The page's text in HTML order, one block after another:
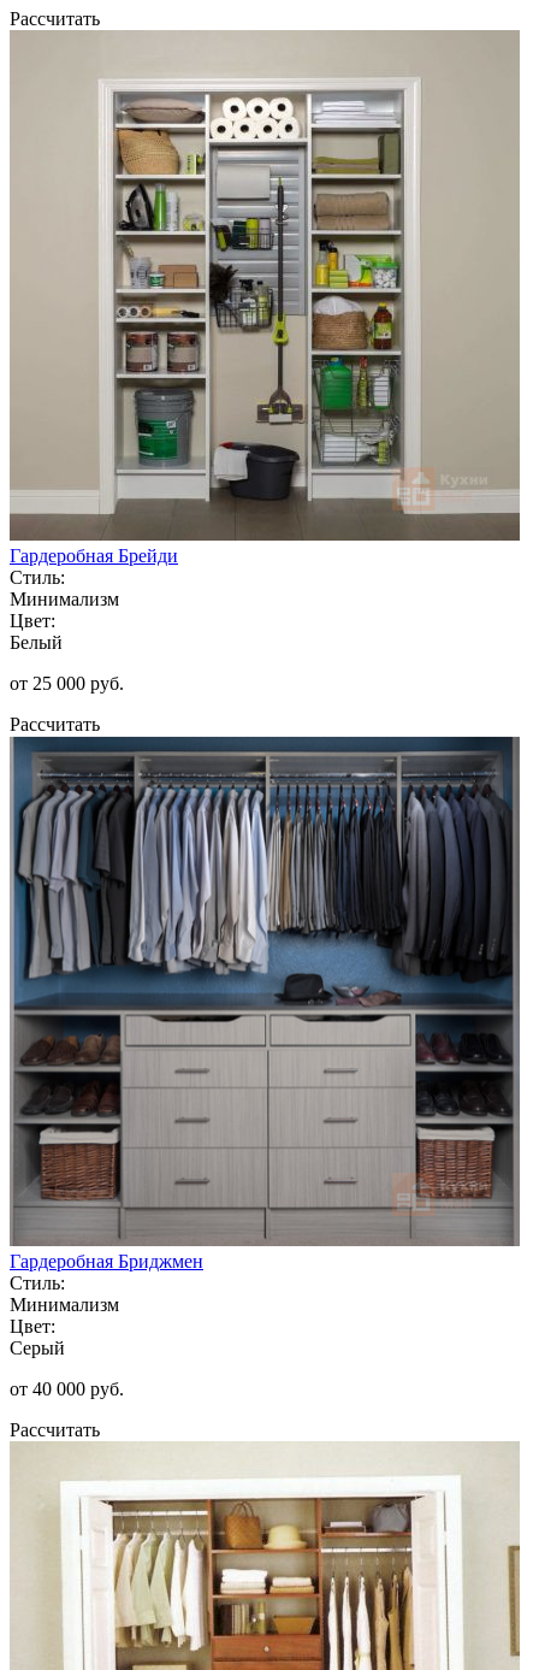
Рассчитать
Гардеробная Брейди
Стиль:
Минимализм
Цвет:
Белый
от 25 000 руб.
Рассчитать
Гардеробная Бриджмен
Стиль:
Минимализм
Цвет:
Серый
от 40 000 руб.
Рассчитать